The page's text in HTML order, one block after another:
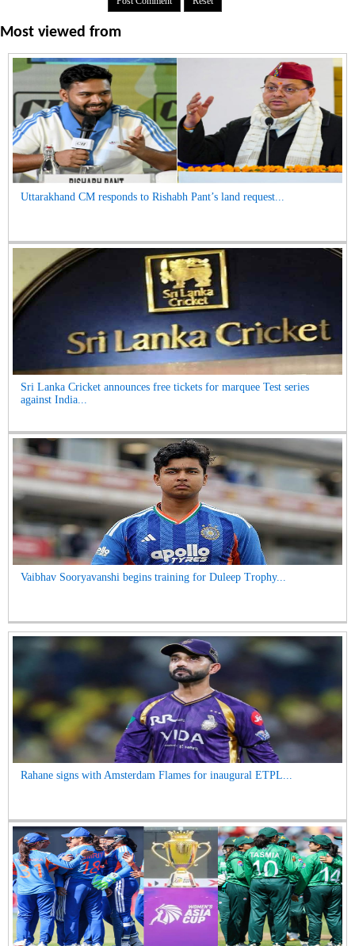
Most viewed from
Uttarakhand CM responds to Rishabh Pant’s land request...
Sri Lanka Cricket announces free tickets for marquee Test series
against India...
Vaibhav Sooryavanshi begins training for Duleep Trophy...
Rahane signs with Amsterdam Flames for inaugural ETPL...